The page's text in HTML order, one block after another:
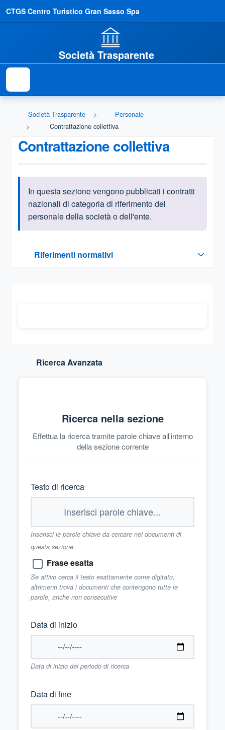
CTGS Centro Turistico Gran Sasso Spa
Società Trasparente
Società Trasparente
Personale
Contrattazione collettiva
Contrattazione collettiva
Informazioni introduttive
In questa sezione vengono pubblicati i contratti
nazionali di categoria di riferimento del
personale della società o dell'ente.
Riferimenti normativi
Sezione compressa
Ricerca Avanzata
Ricerca nella sezione
Effettua la ricerca tramite parole chiave all'interno
della sezione corrente
Testo di ricerca
Inserisci le parole chiave da cercare nei documenti di
questa sezione
Frase esatta
Se attivo cerca il testo esattamente come digitato;
altrimenti trova i documenti che contengono tutte le
parole, anche non consecutive
Data di inizio
Data di inizio del periodo di ricerca
Data di fine